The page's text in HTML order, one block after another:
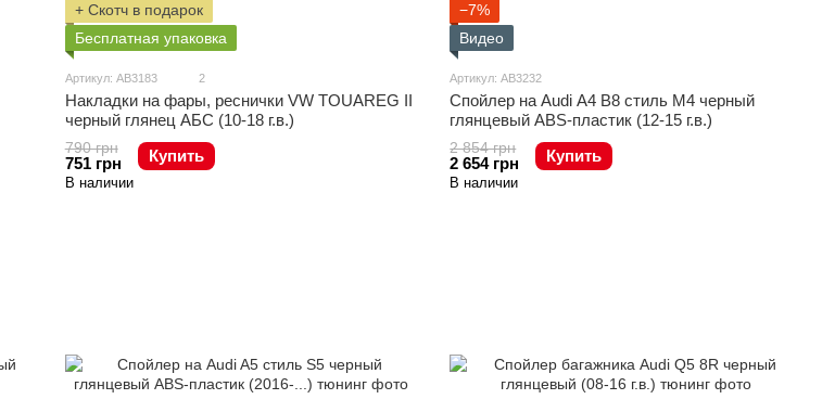
+ Скотч в подарок
Бесплатная упаковка
Артикул: AB3183 2
Накладки на фары, реснички VW TOUAREG II
черный глянец АБС (10-18 г.в.)
790 грн
751 грн Купить
В наличии
−7%
Видео
Артикул: AB3232
Спойлер на Audi A4 B8 стиль М4 черный
глянцевый ABS-пластик (12-15 г.в.)
2 854 грн
2 654 грн Купить
В наличии